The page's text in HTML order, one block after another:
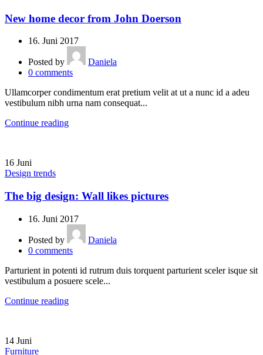
New home decor from John Doerson
16. Juni 2017
Posted by
Daniela
0 comments
Ullamcorper condimentum erat pretium velit at ut a nunc id a adeu
vestibulum nibh urna nam consequat...
Continue reading
16 Juni
Design trends
The big design: Wall likes pictures
16. Juni 2017
Posted by
Daniela
0 comments
Parturient in potenti id rutrum duis torquent parturient sceler isque sit
vestibulum a posuere scele...
Continue reading
14 Juni
Furniture